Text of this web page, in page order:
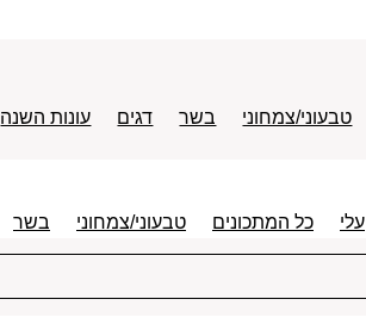
טבעוני/צמחוני בשר דגים עונות השנה
עלי כל המתכונים טבעוני/צמחוני בשר